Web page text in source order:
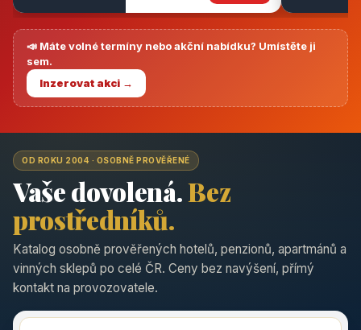
📣 Máte volné termíny nebo akční nabídku? Umístěte ji
sem.
Inzerovat akci →
OD ROKU 2004 · OSOBNĚ PROVĚŘENÉ
Vaše dovolená.Bez
prostředníků.
Katalog osobně prověřených hotelů, penzionů, apartmánů a
vinných sklepů po celé ČR. Ceny bez navýšení, přímý
kontakt na provozovatele.